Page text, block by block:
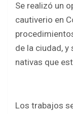
ce
b
o
o
tt
er
Se realizó un
cautiverio en
de la ciudad,
nativas que
Los trabajos